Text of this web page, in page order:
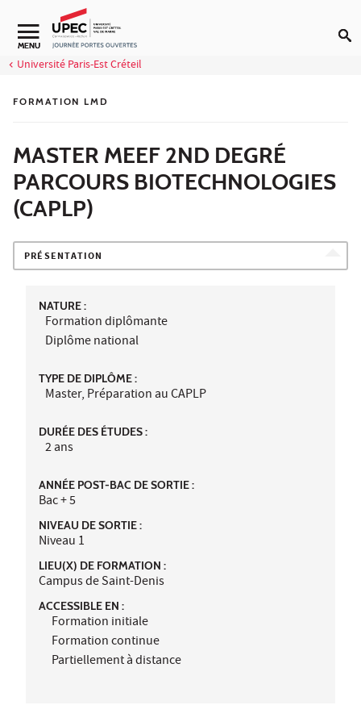
Aller au contenu
MENU
Université Paris-Est Créteil
FORMATION LMD
MASTER MEEF 2ND DEGRÉ
PARCOURS BIOTECHNOLOGIES
(CAPLP)
PRÉSENTATION
NATURE :
Formation diplômante
Diplôme national
TYPE DE DIPLÔME :
Master, Préparation au CAPLP
DURÉE DES ÉTUDES :
2 ans
ANNÉE POST-BAC DE SORTIE :
Bac + 5
NIVEAU DE SORTIE :
Niveau 1
LIEU(X) DE FORMATION :
Campus de Saint-Denis
ACCESSIBLE EN :
Formation initiale
Formation continue
Partiellement à distance